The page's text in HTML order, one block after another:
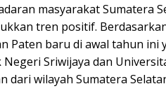
masyarakat Sumatera
tren positif.
Paten baru di awal tahun ini
Sriwijaya dan
dari wilayah Sumatera